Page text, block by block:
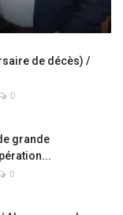
de décès) /
0
grande
0